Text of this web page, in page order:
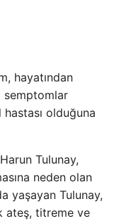
hayatından
semptomlar
olduğuna
Tulunay,
neden olan
yaşayan Tulunay,
ateş, titreme ve